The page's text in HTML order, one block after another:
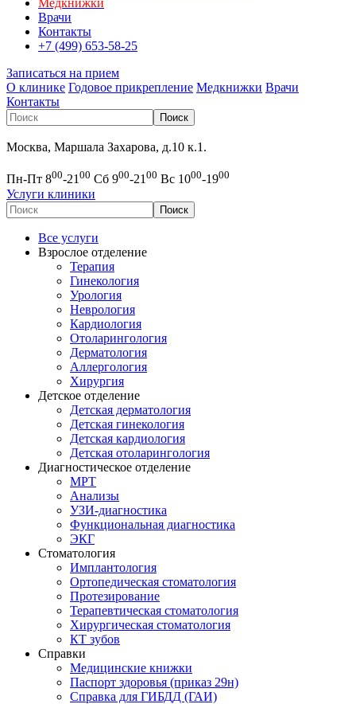
Медкнижки
Врачи
Контакты
+7 (499) 653-58-25
Записаться на прием
О клинике Годовое прикрепление Медкнижки Врачи
Контакты
Москва, Маршала Захарова, д.10 к.1.
Пн-Пт 800-2100 Сб 900-2100 Вс 1000-1900
Услуги клиники
Все услуги
Взрослое отделение
Терапия
Гинекология
Урология
Неврология
Кардиология
Отоларингология
Дерматология
Аллергология
Хирургия
Детское отделение
Детская дерматология
Детская гинекология
Детская кардиология
Детская отоларингология
Диагностическое отделение
МРТ
Анализы
УЗИ-диагностика
Функциональная диагностика
ЭКГ
Стоматология
Имплантология
Ортопедическая стоматология
Протезирование
Терапевтическая стоматология
Хирургическая стоматология
КТ зубов
Справки
Медицинские книжки
Паспорт здоровья (приказ 29н)
Справка для ГИБДД (ГАИ)